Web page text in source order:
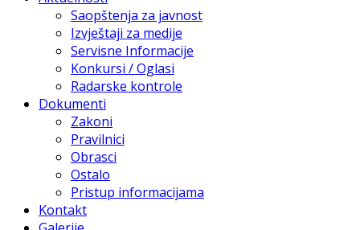
Saopštenja za javnost
Izvještaji za medije
Servisne Informacije
Konkursi / Oglasi
Radarske kontrole
Dokumenti
Zakoni
Pravilnici
Obrasci
Ostalo
Pristup informacijama
Kontakt